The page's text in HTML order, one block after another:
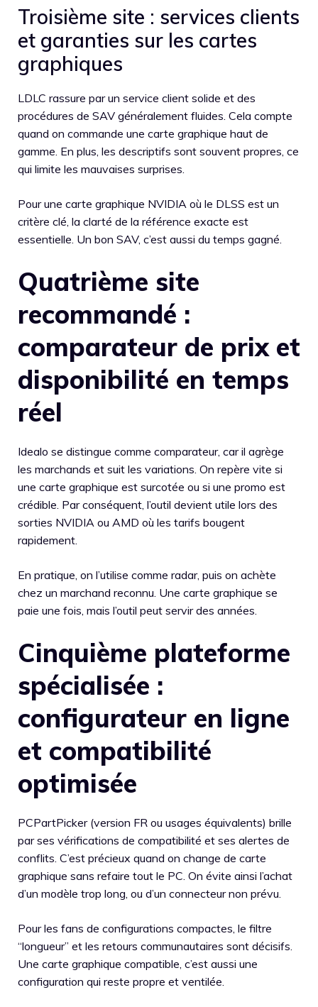
Troisième site : services clients
et garanties sur les cartes
graphiques
LDLC rassure par un service client solide et des
procédures de SAV généralement fluides. Cela compte
quand on commande une carte graphique haut de
gamme. En plus, les descriptifs sont souvent propres, ce
qui limite les mauvaises surprises.
Pour une carte graphique NVIDIA où le DLSS est un
critère clé, la clarté de la référence exacte est
essentielle. Un bon SAV, c’est aussi du temps gagné.
Quatrième site
recommandé :
comparateur de prix et
disponibilité en temps
réel
Idealo se distingue comme comparateur, car il agrège
les marchands et suit les variations. On repère vite si
une carte graphique est surcotée ou si une promo est
crédible. Par conséquent, l’outil devient utile lors des
sorties NVIDIA ou AMD où les tarifs bougent
rapidement.
En pratique, on l’utilise comme radar, puis on achète
chez un marchand reconnu. Une carte graphique se
paie une fois, mais l’outil peut servir des années.
Cinquième plateforme
spécialisée :
configurateur en ligne
et compatibilité
optimisée
PCPartPicker (version FR ou usages équivalents) brille
par ses vérifications de compatibilité et ses alertes de
conflits. C’est précieux quand on change de carte
graphique sans refaire tout le PC. On évite ainsi l’achat
d’un modèle trop long, ou d’un connecteur non prévu.
Pour les fans de configurations compactes, le filtre
“longueur” et les retours communautaires sont décisifs.
Une carte graphique compatible, c’est aussi une
configuration qui reste propre et ventilée.